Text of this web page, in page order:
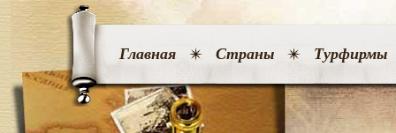
Главная Страны Турфирмы